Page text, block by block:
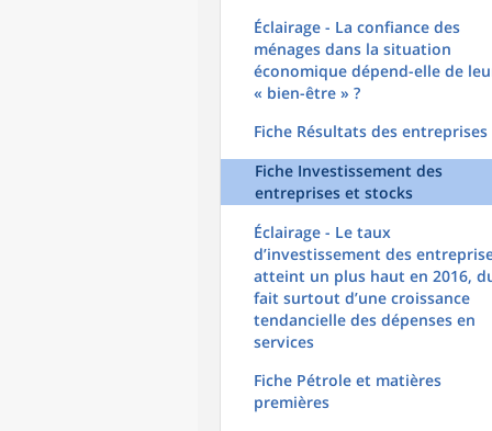
Éclairage - La confiance des
ménages dans la situation
économique dépend-elle de
« bien-être » ?
Fiche Résultats des entreprises
Fiche Investissement des
entreprises et stocks
Éclairage - Le taux
d’investissement des
atteint un plus haut en 2016,
fait surtout d’une croissance
tendancielle des dépenses en
services
Fiche Pétrole et matières
premières